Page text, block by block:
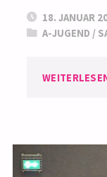
18. JANUAR
A-JUGEND /